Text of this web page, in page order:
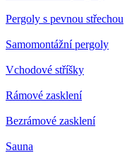
Pergoly s pevnou střechou
Samomontážní pergoly
Vchodové stříšky
Rámové zasklení
Bezrámové zasklení
Sauna